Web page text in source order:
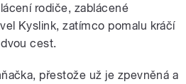
rodiče, zablácené
Kyslink, zatímco pomalu kráčí
cest.
přestože už je zpevněná a